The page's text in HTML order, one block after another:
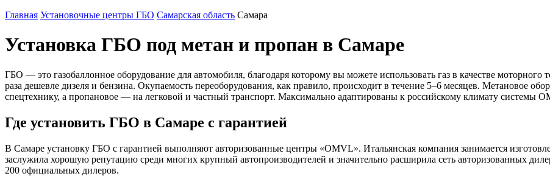
Главная Установочные центры ГБО Самарская область Самара
Установка ГБО под метан и пропан в Самаре
ГБО — это газобаллонное оборудование для автомобиля, благодаря которому вы можете использовать газ в качестве
раза дешевле дизеля и бензина. Окупаемость переоборудования, как правило, происходит в течение 5–6 месяцев. Метановое
спецтехнику, а пропановое — на легковой и частный транспорт. Максимально адаптированы к российскому климату системы
Где установить ГБО в Самаре с гарантией
В Самаре установку ГБО с гарантией выполняют авторизованные центры «OMVL». Итальянская компания занимается
заслужила хорошую репутацию среди многих крупный автопроизводителей и значительно расширила сеть авторизованных
200 официальных дилеров.